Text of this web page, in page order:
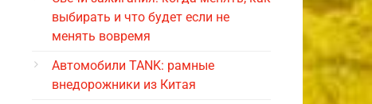
выбирать и что будет если не
менять вовремя
Автомобили TANK: рамные
внедорожники из Китая